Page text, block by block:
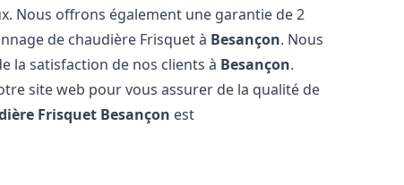
Nous offrons également une garantie de 2
de chaudière Frisquet à Besançon. Nous
la satisfaction de nos clients à Besançon.
site web pour vous assurer de la qualité de
Frisquet Besançon est